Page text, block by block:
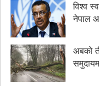
विश्व
नेपाल
अबको